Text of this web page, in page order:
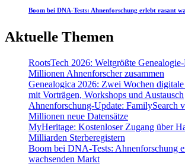
Boom bei DNA-Tests: Ahnenforschung erlebt rasant
Aktuelle Themen
RootsTech 2026: Weltgrößte
Millionen Ahnenforscher zusammen
Genealogica 2026: Zwei Wochen
mit Vorträgen, Workshops und Austausch
Ahnenforschung-Update: FamilySearch
Millionen neue Datensätze
MyHeritage: Kostenloser Zugang über
Milliarden Sterberegistern
Boom bei DNA-Tests: Ahnenforschung
wachsenden Markt